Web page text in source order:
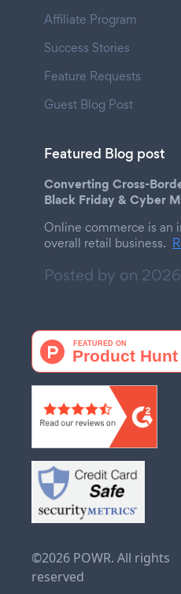
Affiliate Program
Success Stories
Feature Requests
Guest Blog Post
Featured Blog post
Converting Cross-
Black Friday & Cyber
Online commerce is an
overall retail business.
Posted by on
©2026 POWR. All rights
reserved